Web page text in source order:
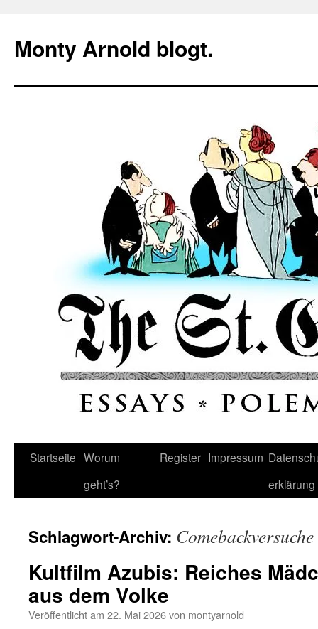
springen
Monty Arnold blogt.
Startseite Worum
geht’s?
Register Impressum
erklärung
Schlagwort-Archiv: Comebackversuche
Kultfilm Azubis: Reiches
aus dem Volke
Veröffentlicht am 22. Mai 2026von montyarnold